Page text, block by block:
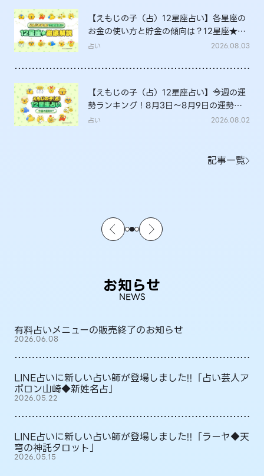
【えもじの子（占）12星座占い】各星座の
お金の使い方と貯金の傾向は？12星座★徹
底解説
占い 2026.08.03
【えもじの子（占）12星座占い】今週の運
勢ランキング！8月3日～8月9日の運勢
は？
占い 2026.08.02
記事一覧
お知らせ
NEWS
有料占いメニューの販売終了のお知らせ
2026.06.08
LINE占いに新しい占い師が登場しました!!「占い芸人ア
ポロン山崎◆新姓名占」
2026.05.22
LINE占いに新しい占い師が登場しました!!「ラーヤ◆天
穹の神託タロット」
2026.05.15